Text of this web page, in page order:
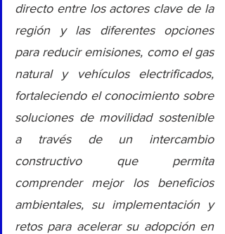
directo entre los actores clave de la
región y las diferentes opciones
para reducir emisiones, como el gas
natural y vehículos electrificados,
fortaleciendo el conocimiento sobre
soluciones de movilidad sostenible
a través de un intercambio
constructivo que permita
comprender mejor los beneficios
ambientales, su implementación y
retos para acelerar su adopción en